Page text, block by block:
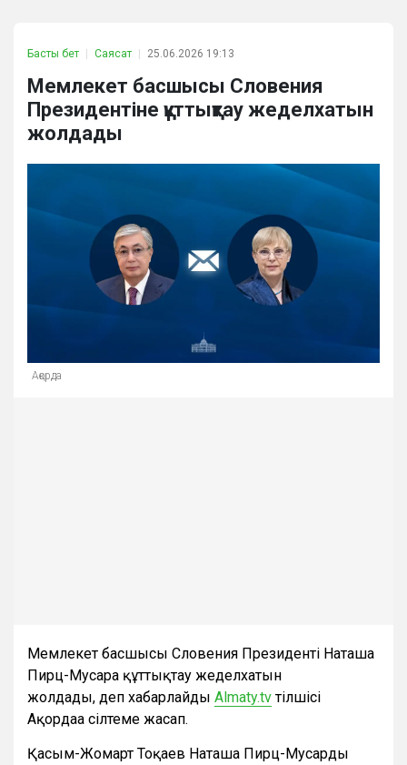
Басты бет Саясат 25.06.2026 19:13
Мемлекет басшысы Словения
Президентіне құттықтау жеделхатын
жолдады
Ақорда
Мемлекет басшысы Словения Президенті Наташа
Пирц-Мусарға құттықтау жеделхатын
жолдады, деп хабарлайды Аlmaty.tvтілшісі
Ақордаға сілтеме жасап.
Қасым-Жомарт Тоқаев Наташа Пирц-Мусарды